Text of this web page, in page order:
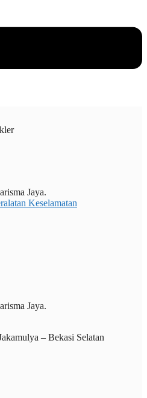
Jaya.
Keselamatan
Jaya.
– Bekasi Selatan